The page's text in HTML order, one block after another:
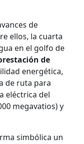
de
ellos, la cuarta
en el golfo de
de
energética,
de ruta para
eléctrica del
megavatios) y
simbólica un